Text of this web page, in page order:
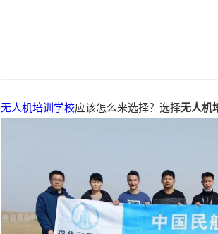
无人机培训学校应该怎么来选择？选择无人机